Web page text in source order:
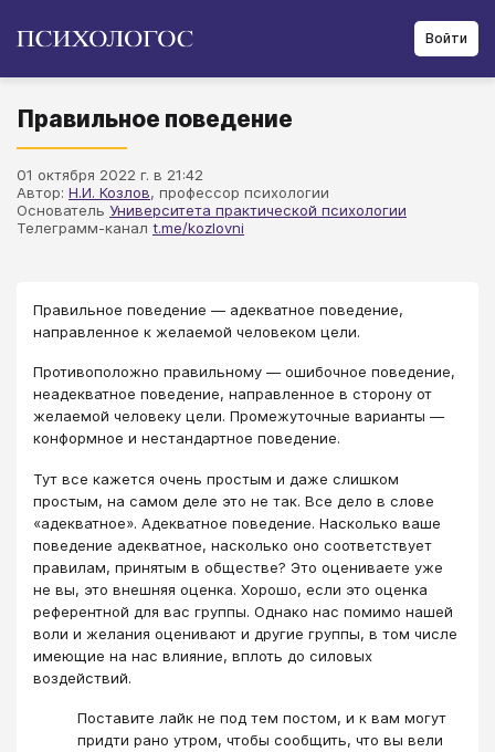
Войти
Правильное поведение
01 октября 2022 г. в 21:42
Автор: Н.И. Козлов, профессор психологии
Основатель Университета практической психологии
Телеграмм-канал t.me/kozlovni
Правильное поведение — адекватное поведение,
направленное к желаемой человеком цели.
Противоположно правильному — ошибочное поведение,
неадекватное поведение, направленное в сторону от
желаемой человеку цели. Промежуточные варианты —
конформное и нестандартное поведение.
Тут все кажется очень простым и даже слишком
простым, на самом деле это не так. Все дело в слове
«адекватное». Адекватное поведение. Насколько ваше
поведение адекватное, насколько оно соответствует
правилам, принятым в обществе? Это оцениваете уже
не вы, это внешняя оценка. Хорошо, если это оценка
референтной для вас группы. Однако нас помимо нашей
воли и желания оценивают и другие группы, в том числе
имеющие на нас влияние, вплоть до силовых
воздействий.
Поставите лайк не под тем постом, и к вам могут
придти рано утром, чтобы сообщить, что вы вели